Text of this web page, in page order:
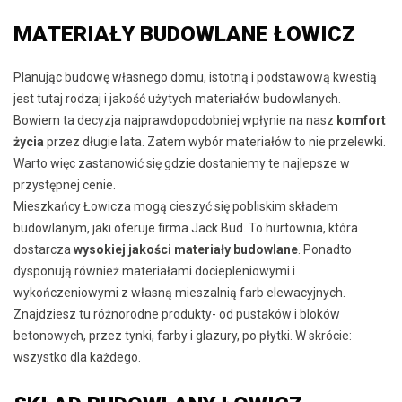
MATERIAŁY BUDOWLANE ŁOWICZ
Planując budowę własnego domu, istotną i podstawową kwestią
jest tutaj rodzaj i jakość użytych materiałów budowlanych.
Bowiem ta decyzja najprawdopodobniej wpłynie na nasz komfort
życia przez długie lata. Zatem wybór materiałów to nie przelewki.
Warto więc zastanowić się gdzie dostaniemy te najlepsze w
przystępnej cenie.
Mieszkańcy Łowicza mogą cieszyć się pobliskim składem
budowlanym, jaki oferuje firma Jack Bud. To hurtownia, która
dostarcza wysokiej jakości materiały budowlane . Ponadto
dysponują również materiałami dociepleniowymi i
wykończeniowymi z własną mieszalnią farb elewacyjnych.
Znajdziesz tu różnorodne produkty- od pustaków i bloków
betonowych, przez tynki, farby i glazury, po płytki. W skrócie:
wszystko dla każdego.